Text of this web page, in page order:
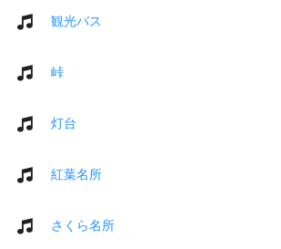
観光バス
峠
灯台
紅葉名所
さくら名所